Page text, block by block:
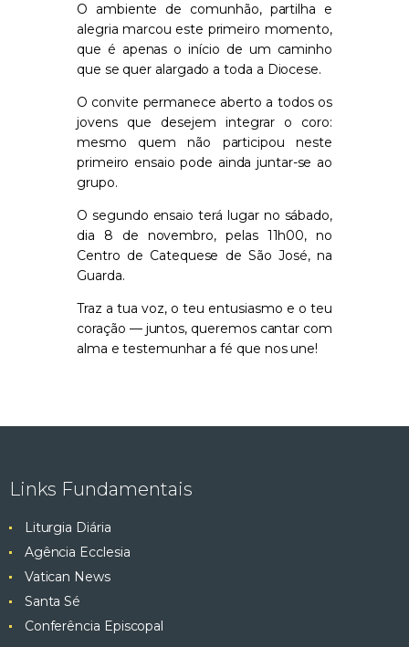
O ambiente de comunhão, partilha e
alegria marcou este primeiro momento,
que é apenas o início de um caminho
que se quer alargado a toda a Diocese.
O convite permanece aberto a todos os
jovens que desejem integrar o coro:
mesmo quem não participou neste
primeiro ensaio pode ainda juntar-se ao
grupo.
O segundo ensaio terá lugar no sábado,
dia 8 de novembro, pelas 11h00, no
Centro de Catequese de São José, na
Guarda.
Traz a tua voz, o teu entusiasmo e o teu
coração — juntos, queremos cantar com
alma e testemunhar a fé que nos une!
Links Fundamentais
Liturgia Diária
Agência Ecclesia
Vatican News
Santa Sé
Conferência Episcopal